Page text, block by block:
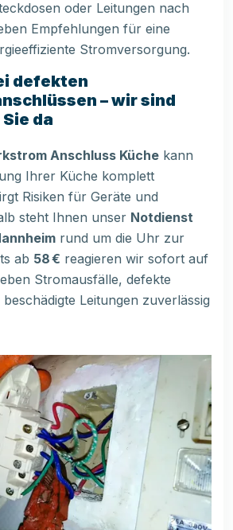
oder Leitungen nach
Empfehlungen für eine
Stromversorgung.
defekten
– wir sind
da
Anschluss Küche kann
Ihrer Küche komplett
Risiken für Geräte und
steht Ihnen unser Notdienst
rund um die Uhr zur
ab 58 € reagieren wir sofort auf
Stromausfälle, defekte
Leitungen zuverlässig